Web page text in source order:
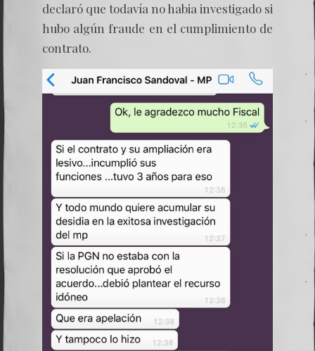
declaró que todavía no habia investigado si
hubo algún fraude en el cumplimiento de
contrato.